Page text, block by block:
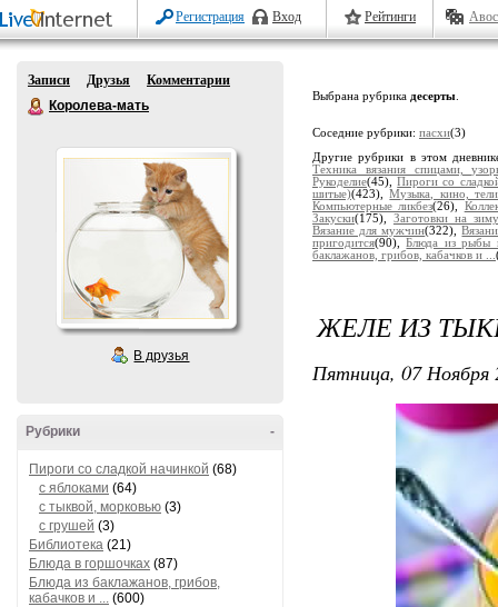
Регистрация Вход Рейтинги
Записи Друзья
Комментарии
Королева-мать
В друзья
-
Рубрики
Пироги со сладкой начинкой (68)
с яблоками (64)
с тыквой, морковью (3)
с грушей (3)
Библиотека (21)
Блюда в горшочках (87)
Блюда из баклажанов, грибов,
кабачков и ... (600)
Выбрана рубрика десерты
Соседние рубрики: пасхи(3)
Другие рубрики в этом
Техника вязания спицами,
Рукоделие(45),Пироги со
шитые)(423),Музыка, кино,
Компьютерные ликбез(26),
Закуски(175), Заготовки на зиму
Вязание для мужчин(322),
пригодится(90),Блюда из рыбы
баклажанов, грибов, кабачков и ...
​ЖЕЛЕ ИЗ
Пятница, 07 Ноября